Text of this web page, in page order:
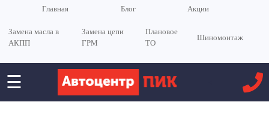
Главная Блог Акции
Замена масла в
АКПП
Замена цепи
ГРМ
Плановое
ТО
Шиномонтаж
☰